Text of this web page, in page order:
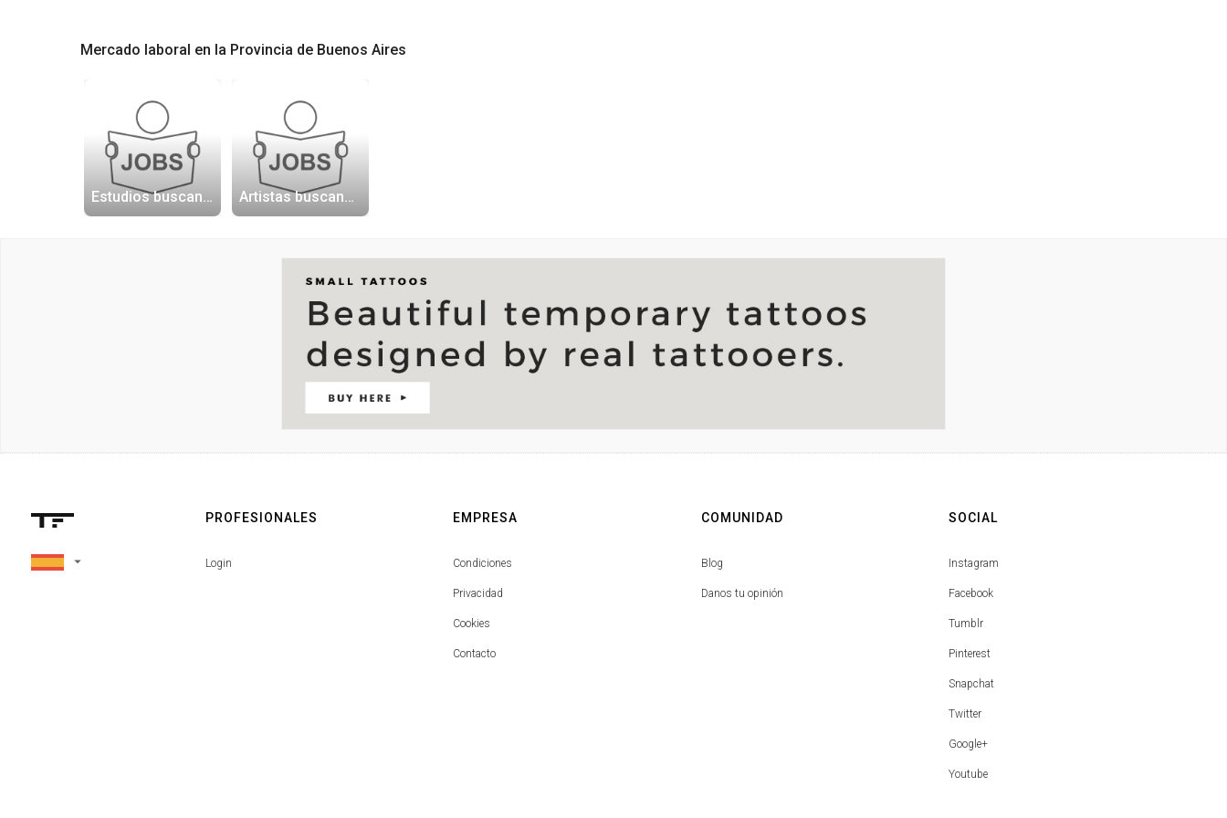
Mercado laboral en la Provincia de Buenos Aires
Estudios buscando artistas Artistas buscando trabajo
arrow_drop_down
PROFESIONALES
Login
EMPRESA
Condiciones
Privacidad
Cookies
Contacto
COMUNIDAD
Blog
Danos tu opinión
SOCIAL
Instagram
Facebook
Tumblr
Pinterest
Snapchat
Twitter
Google+
Youtube